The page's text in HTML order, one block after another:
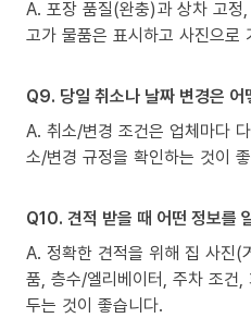
A. 포장 품질(완충)과 상차 고정
고가 물품은 표시하고 사진으로
Q9. 당일 취소나 날짜 변경은 어
A. 취소/변경 조건은 업체마다
소/변경 규정을 확인하는 것이
Q10. 견적 받을 때 어떤 정보를
A. 정확한 견적을 위해 집 사진(
품, 층수/엘리베이터, 주차 조건
두는 것이 좋습니다.